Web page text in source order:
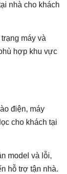
nhà cho khách
máy và
hợp khu vực
điện, máy
cho khách tại
model và lỗi,
hỗ trợ tận nhà.